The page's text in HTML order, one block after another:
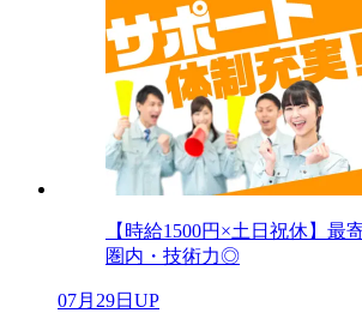
【時給1500円×土日祝休】最
圏内・技術力◎
07月29日UP